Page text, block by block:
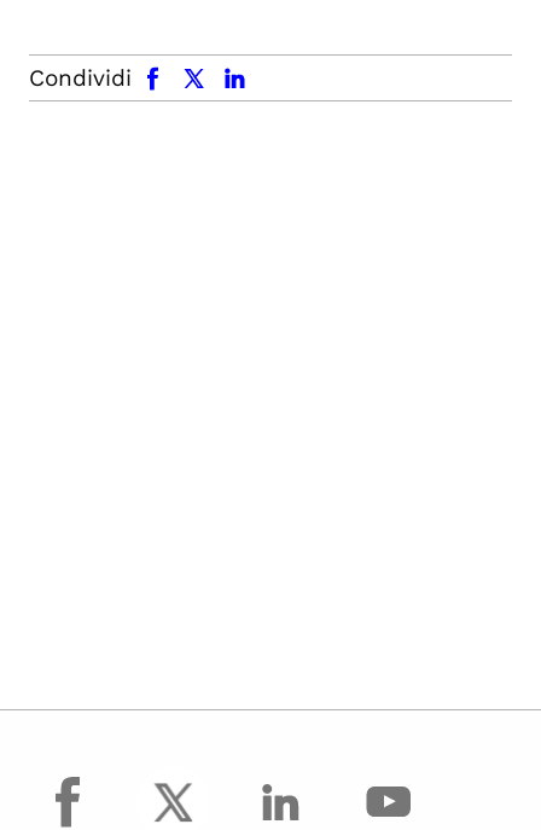
Condividi
facebook x.com linkedin
facebook